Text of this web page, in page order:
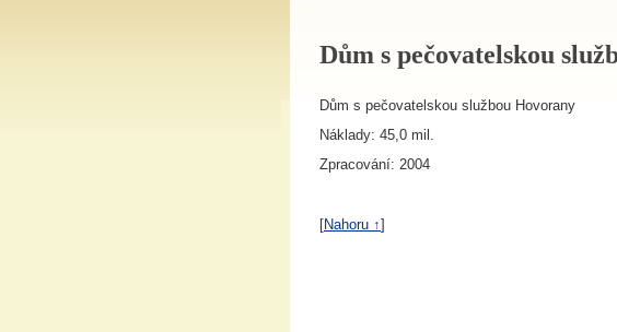
Dům s pečovatelskou
Dům s pečovatelskou službou Hovorany
Náklady: 45,0 mil.
Zpracování: 2004
[Nahoru ↑]